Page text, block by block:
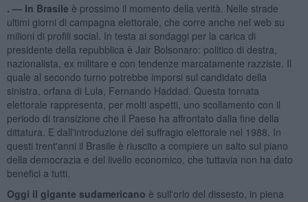
. — In Brasile è prossimo il momento della verità. Nelle strade
ultimi giorni di campagna elettorale, che corre anche nel web su
milioni di profili social. In testa ai sondaggi per la carica di
presidente della repubblica è Jair Bolsonaro: politico di destra,
nazionalista, ex militare e con tendenze marcatamente razziste. Il
quale al secondo turno potrebbe imporsi sul candidato della
sinistra, orfana di Lula, Fernando Haddad. Questa tornata
elettorale rappresenta, per molti aspetti, uno scollamento con il
periodo di transizione che il Paese ha affrontato dalla fine della
dittatura. E dall'introduzione del suffragio elettorale nel 1988. In
questi trent'anni il Brasile è riuscito a compiere un salto sul piano
della democrazia e del livello economico, che tuttavia non ha dato
benefici a tutti.
Oggi il gigante sudamericano è sull'orlo del dissesto, in piena